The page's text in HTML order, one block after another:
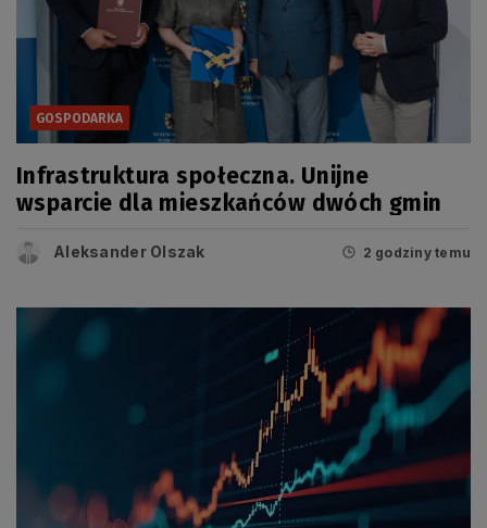
GOSPODARKA
Infrastruktura społeczna. Unijne
wsparcie dla mieszkańców dwóch gmin
Aleksander Olszak 2 godziny temu